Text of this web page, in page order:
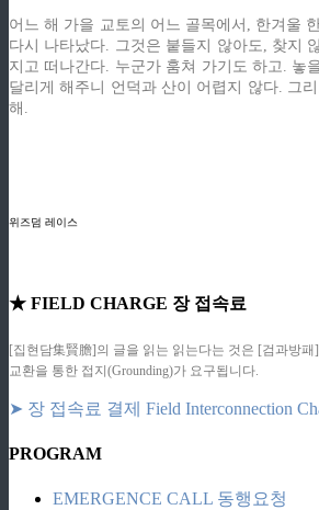
어느 해 가을 교토의 어느 골목에서, 한겨울
다시 나타났다. 그것은 붙들지 않아도, 찾지
지고 떠나간다. 누군가 훔쳐 가기도 하고. 놓
달리게 해주니 언덕과 산이 어렵지 않다. 그
해.
위즈덤 레이스
★ FIELD CHARGE 장 접속료
[집현담集賢膽]의 글을 읽는 읽는다는 것은 [검과방
교환을 통한 접지(Grounding)가 요구됩니다.
➤ 장 접속료 결제 Field Interconnection
PROGRAM
EMERGENCE CALL 동행요청